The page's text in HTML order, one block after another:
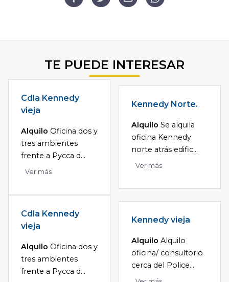
TE PUEDE INTERESAR
Cdla Kennedy
vieja
Alquilo Oficina dos y
tres ambientes
frente a Pycca d...
Ver más
Kennedy Norte.
Alquilo Se alquila
oficina Kennedy
norte atrás edific...
Ver más
Cdla Kennedy
vieja
Alquilo Oficina dos y
tres ambientes
frente a Pycca d...
Kennedy vieja
Alquilo Alquilo
oficina/ consultorio
cerca del Police...